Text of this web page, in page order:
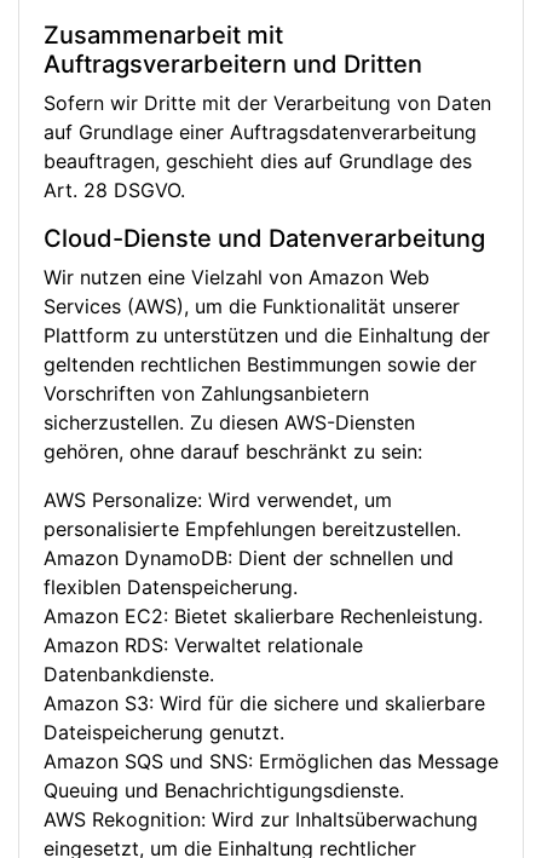
Zusammenarbeit mit
Auftragsverarbeitern und Dritten
Sofern wir Dritte mit der Verarbeitung von Daten
auf Grundlage einer Auftragsdatenverarbeitung
beauftragen, geschieht dies auf Grundlage des
Art. 28 DSGVO.
Cloud-Dienste und Datenverarbeitung
Wir nutzen eine Vielzahl von Amazon Web
Services (AWS), um die Funktionalität unserer
Plattform zu unterstützen und die Einhaltung der
geltenden rechtlichen Bestimmungen sowie der
Vorschriften von Zahlungsanbietern
sicherzustellen. Zu diesen AWS-Diensten
gehören, ohne darauf beschränkt zu sein:
AWS Personalize: Wird verwendet, um
personalisierte Empfehlungen bereitzustellen.
Amazon DynamoDB: Dient der schnellen und
flexiblen Datenspeicherung.
Amazon EC2: Bietet skalierbare Rechenleistung.
Amazon RDS: Verwaltet relationale
Datenbankdienste.
Amazon S3: Wird für die sichere und skalierbare
Dateispeicherung genutzt.
Amazon SQS und SNS: Ermöglichen das Message
Queuing und Benachrichtigungsdienste.
AWS Rekognition: Wird zur Inhaltsüberwachung
eingesetzt, um die Einhaltung rechtlicher